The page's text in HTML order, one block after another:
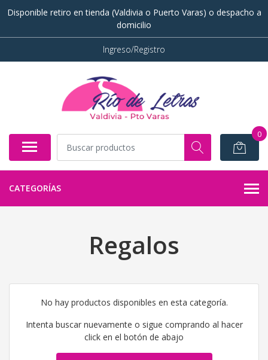
Disponible retiro en tienda (Valdivia o Puerto Varas) o despacho a
domicilio
Ingreso/Registro
0
CATEGORÍAS
Regalos
No hay productos disponibles en esta categoría.
Intenta buscar nuevamente o sigue comprando al hacer
click en el botón de abajo